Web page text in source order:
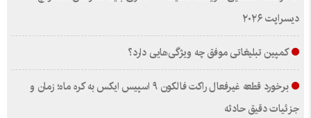
دیسراپت ۲۰۲۶
کمپین تبلیغاتی موفق چه ویژگی‌هایی دارد؟
برخورد قطعه غیرفعال راکت فالکون ۹ اسپیس ایکس به کره ماه؛ زمان و
جزئیات دقیق حادثه